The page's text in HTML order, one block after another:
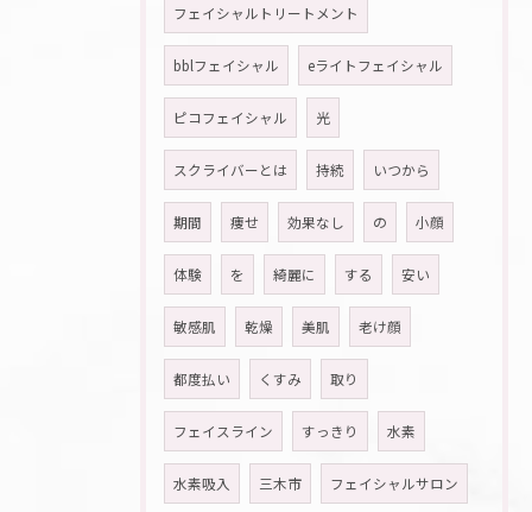
フェイシャルトリートメント
bblフェイシャル eライトフェイシャル
ピコフェイシャル 光
スクライバーとは 持続 いつから
期間 痩せ 効果なし の 小顔
体験 を 綺麗に する 安い
敏感肌 乾燥 美肌 老け顔
都度払い くすみ 取り
フェイスライン すっきり 水素
水素吸入 三木市 フェイシャルサロン